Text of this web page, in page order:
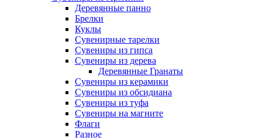
Деревянные панно
Брелки
Куклы
Сувенирные тарелки
Сувениры из гипса
Сувениры из дерева
Деревянные Гранаты
Сувениры из керамики
Сувениры из обсидиана
Сувениры из туфа
Сувениры на магните
Флаги
Разное